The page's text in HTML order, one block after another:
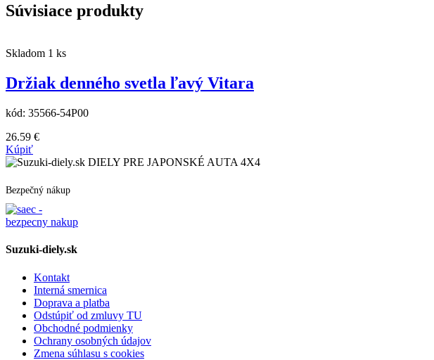
Súvisiace produkty
Skladom 1 ks
Držiak denného svetla ľavý Vitara
kód: 35566-54P00
26.59 €
Kúpiť
DIELY PRE JAPONSKÉ AUTA 4X4
Bezpečný nákup
Suzuki-diely.sk
Kontakt
Interná smernica
Doprava a platba
Odstúpiť od zmluvy TU
Obchodné podmienky
Ochrany osobných údajov
Zmena súhlasu s cookies